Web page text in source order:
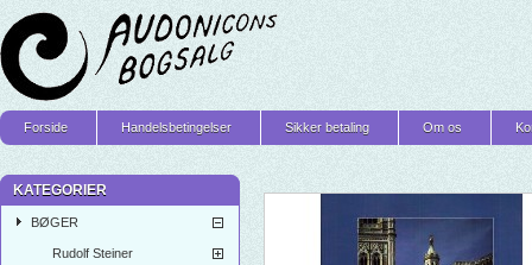
Forside Handelsbetingelser Sikker betaling Om os
KATEGORIER
BØGER
Rudolf Steiner